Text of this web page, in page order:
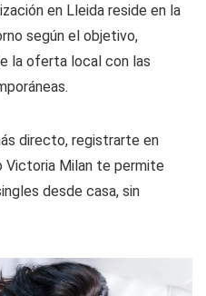
en Lleida reside en la
según el objetivo,
la oferta local con las
directo, registrarte en
Victoria Milan te permite
desde casa, sin